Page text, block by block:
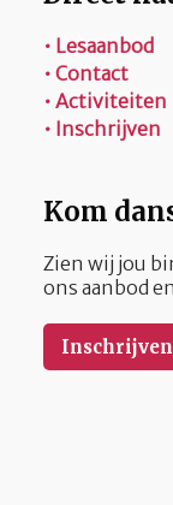
• Lesaanbod
• Contact
• Activiteiten
• Inschrijven
Kom
Zien wij jou
ons aanbod
Inschrijven